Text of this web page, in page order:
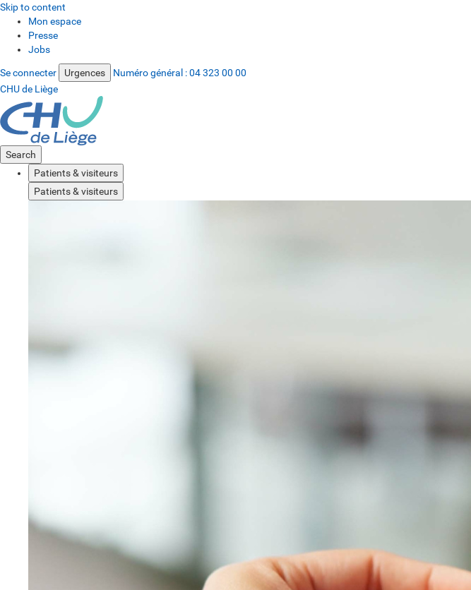
Skip to content
Mon espace
Presse
Jobs
Se connecter Urgences Numéro général :04 323 00 00
CHU de Liège
Search
Patients & visiteurs
Patients & visiteurs